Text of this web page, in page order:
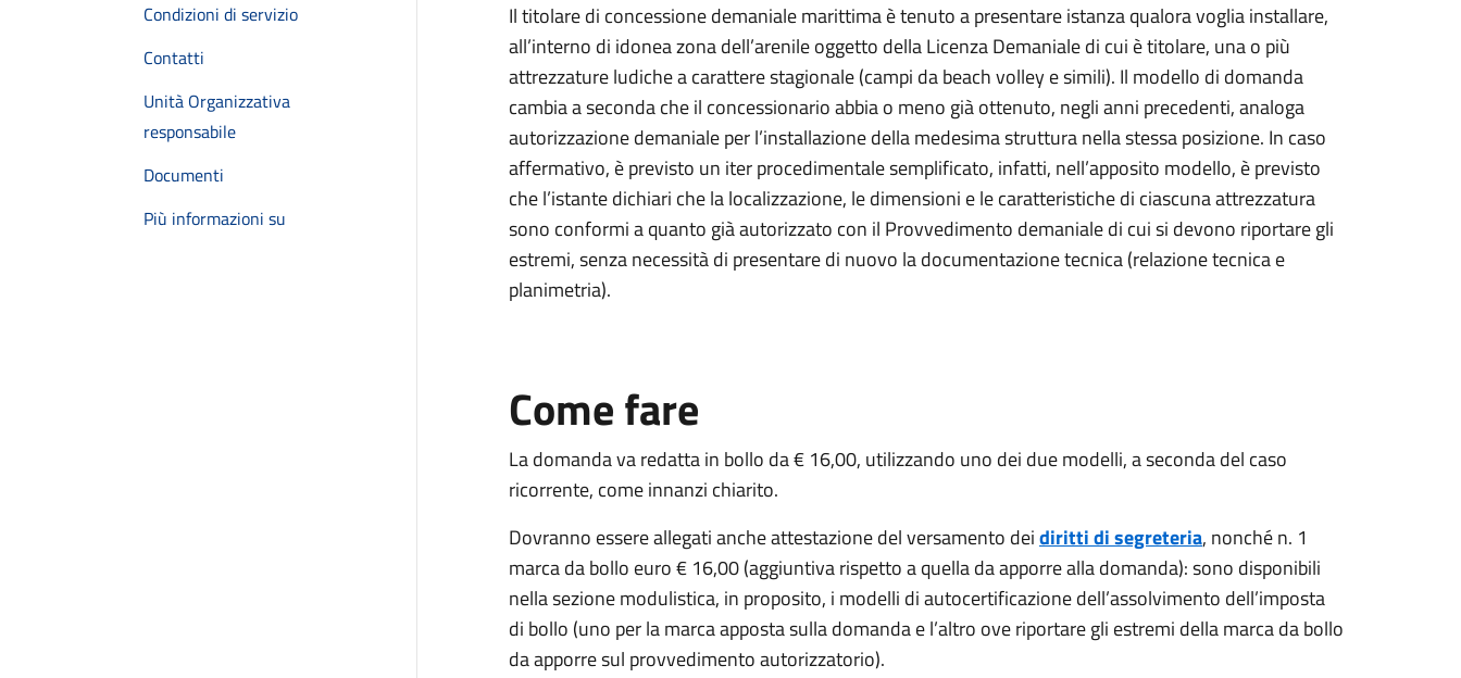
Condizioni di servizio
Contatti
Unità Organizzativa
responsabile
Documenti
Più informazioni su
Il titolare di concessione demaniale marittima è tenuto a presentare istanza qualora voglia installare,
all’interno di idonea zona dell’arenile oggetto della Licenza Demaniale di cui è titolare, una o più
attrezzature ludiche a carattere stagionale (campi da beach volley e simili). Il modello di domanda
cambia a seconda che il concessionario abbia o meno già ottenuto, negli anni precedenti, analoga
autorizzazione demaniale per l’installazione della medesima struttura nella stessa posizione. In caso
affermativo, è previsto un iter procedimentale semplificato, infatti, nell’apposito modello, è previsto
che l’istante dichiari che la localizzazione, le dimensioni e le caratteristiche di ciascuna attrezzatura
sono conformi a quanto già autorizzato con il Provvedimento demaniale di cui si devono riportare gli
estremi, senza necessità di presentare di nuovo la documentazione tecnica (relazione tecnica e
planimetria).
Come fare
La domanda va redatta in bollo da € 16,00, utilizzando uno dei due modelli, a seconda del caso
ricorrente, come innanzi chiarito.
Dovranno essere allegati anche attestazione del versamento deidiritti di segreteria, nonché n. 1
marca da bollo euro € 16,00 (aggiuntiva rispetto a quella da apporre alla domanda): sono disponibili
nella sezione modulistica, in proposito, i modelli di autocertificazione dell’assolvimento dell’imposta
di bollo (uno per la marca apposta sulla domanda e l’altro ove riportare gli estremi della marca da bollo
da apporre sul provvedimento autorizzatorio).